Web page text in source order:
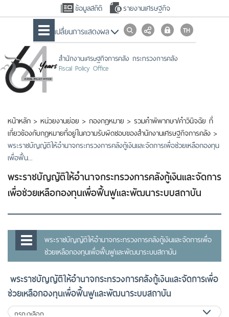
ข้อมูลสถิติ รายงานเศรษฐกิจ
เปลื่ยนการแสดงผล
สำนักงานเศรษฐกิจการคลัง กระทรวงการคลัง
Fiscal Policy Office
หน้าหลัก > หน่วยงานย่อย > กองกฎหมาย > รวมคำพิพากษา/คำวินิจฉัย ที่
เกี่ยวข้องกับกฎหมายที่อยู่ในความรับผิดชอบของสำนักงานเศรษฐกิจการคลัง >
พระราชบัญญัติให้อำนาจกระทรวงการคลังกู้เงินและจัดการเพื่อช่วยเหลือกองทุน
เพื่อฟื้น...
พระราชบัญญัติให้อำนาจกระทรวงการคลังกู้เงินและจัดการ
เพื่อช่วยเหลือกองทุนเพื่อฟื้นฟูและพัฒนาระบบสถาบัน
พระราชบัญญัติให้อำนาจกระทรวงการคลังกู้เงินและจัดการเพื่อ
ช่วยเหลือกองทุนเพื่อฟื้นฟูและพัฒนาระบบสถาบัน
พระราชบัญญัติให้อำนาจกระทรวงการคลังกู้เงินและจัดการเพื่อ
ช่วยเหลือกองทุนเพื่อฟื้นฟูและพัฒนาระบบสถาบัน